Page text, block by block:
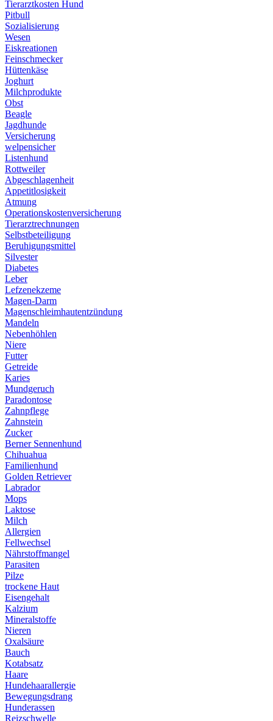
Tierarztkosten Hund
Pitbull
Sozialisierung
Wesen
Eiskreationen
Feinschmecker
Hüttenkäse
Joghurt
Milchprodukte
Obst
Beagle
Jagdhunde
Versicherung
welpensicher
Listenhund
Rottweiler
Abgeschlagenheit
Appetitlosigkeit
Atmung
Operationskostenversicherung
Tierarztrechnungen
Selbstbeteiligung
Beruhigungsmittel
Silvester
Diabetes
Leber
Lefzenekzeme
Magen-Darm
Magenschleimhautentzündung
Mandeln
Nebenhöhlen
Niere
Futter
Getreide
Karies
Mundgeruch
Paradontose
Zahnpflege
Zahnstein
Zucker
Berner Sennenhund
Chihuahua
Familienhund
Golden Retriever
Labrador
Mops
Laktose
Milch
Allergien
Fellwechsel
Nährstoffmangel
Parasiten
Pilze
trockene Haut
Eisengehalt
Kalzium
Mineralstoffe
Nieren
Oxalsäure
Bauch
Kotabsatz
Haare
Hundehaarallergie
Bewegungsdrang
Hunderassen
Reizschwelle